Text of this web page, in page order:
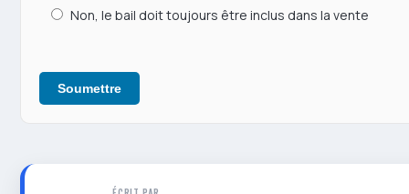
Non, le bail doit toujours être inclus dans la vente
Soumettre